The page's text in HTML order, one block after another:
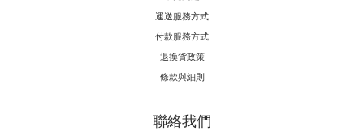
運送服務方式
付款服務方式
退換貨政策
條款與細則
聯絡我們